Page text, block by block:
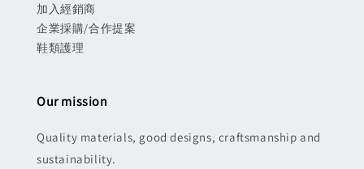
加入經銷商
企業採購/合作提案
鞋類護理
Our mission
Quality materials, good designs, craftsmanship and
sustainability.